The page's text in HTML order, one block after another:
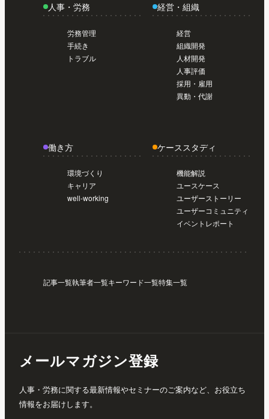
人事・労務
労務管理
手続き
トラブル
経営・組織
経営
組織開発
人材開発
人事評価
採用・雇用
異動・代謝
働き方
環境づくり
キャリア
well-working
ケーススタディ
機能解説
ユースケース
ユーザーストーリー
ユーザーコミュニティ
イベントレポート
記事一覧執筆者一覧キーワード一覧特集一覧
メールマガジン登録
人事・労務に関する最新情報やセミナーのご案内など、お役立ち
情報をお届けします。